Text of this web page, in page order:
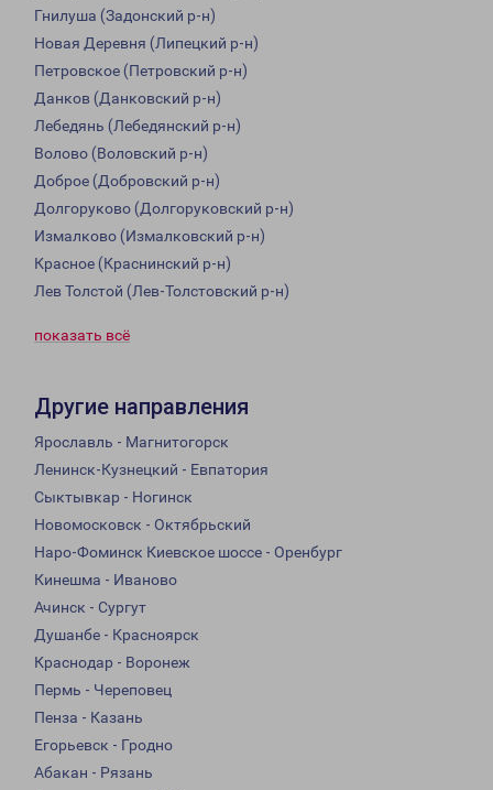
Гнилуша (Задонский р-н)
Новая Деревня (Липецкий р-н)
Петровское (Петровский р-н)
Данков (Данковский р-н)
Лебедянь (Лебедянский р-н)
Волово (Воловский р-н)
Доброе (Добровский р-н)
Долгоруково (Долгоруковский р-н)
Измалково (Измалковский р-н)
Красное (Краснинский р-н)
Лев Толстой (Лев-Толстовский р-н)
показать всё
Другие направления
Ярославль - Магнитогорск
Ленинск-Кузнецкий - Евпатория
Сыктывкар - Ногинск
Новомосковск - Октябрьский
Наро-Фоминск Киевское шоссе - Оренбург
Кинешма - Иваново
Ачинск - Сургут
Душанбе - Красноярск
Краснодар - Воронеж
Пермь - Череповец
Пенза - Казань
Егорьевск - Гродно
Абакан - Рязань